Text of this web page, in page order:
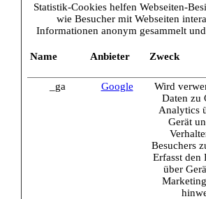
Statistik-Cookies helfen Webseiten-
wie Besucher mit Webseiten
Informationen anonym gesammelt
Name Anbieter Zweck
_ga
Google
Wird
Daten zu
Analytics
Gerät
Besuchers
Erfasst den
über